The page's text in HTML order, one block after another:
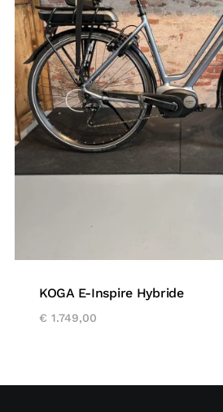
KOGA E-Inspire Hybride
€ 1.749,00